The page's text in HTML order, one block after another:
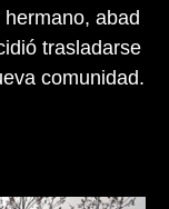
abad
trasladarse
comunidad.